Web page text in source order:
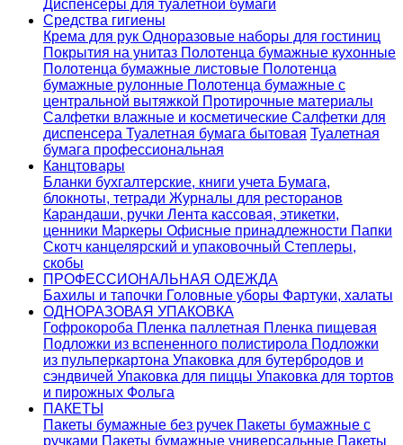
Диспенсеры для туалетной бумаги
Средства гигиены
Крема для рук Одноразовые наборы для гостиниц
Покрытия на унитаз Полотенца бумажные кухонные
Полотенца бумажные листовые Полотенца
бумажные рулонные Полотенца бумажные с
центральной вытяжкой Протирочные материалы
Салфетки влажные и косметические Салфетки для
диспенсера Туалетная бумага бытовая Туалетная
бумага профессиональная
Канцтовары
Бланки бухгалтерские, книги учета Бумага,
блокноты, тетради Журналы для ресторанов
Карандаши, ручки Лента кассовая, этикетки,
ценники Маркеры Офисные принадлежности Папки
Скотч канцелярский и упаковочный Степлеры,
скобы
ПРОФЕССИОНАЛЬНАЯ ОДЕЖДА
Бахилы и тапочки Головные уборы Фартуки, халаты
ОДНОРАЗОВАЯ УПАКОВКА
Гофрокороба Пленка паллетная Пленка пищевая
Подложки из вспененного полистирола Подложки
из пульперкартона Упаковка для бутербродов и
сэндвичей Упаковка для пиццы Упаковка для тортов
и пирожных Фольга
ПАКЕТЫ
Пакеты бумажные без ручек Пакеты бумажные с
ручками Пакеты бумажные универсальные Пакеты